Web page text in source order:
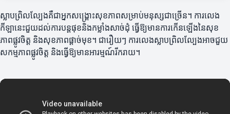
ស្លាបព្រិលល្បែងគឺជាអ្នកសង្គ្រោះសុខភាពសម្រាប់មនុស្សជាច្រើន។ ការលេង
កីឡានេះជួយដល់ការបន្តផុខនិងកម្លាំងសាច់ដុំ ធ្វើឱ្យមានការកើនឡើងនៃសុខ
ភាពផ្លូវចិត្ត និងសុខភាពផ្តាច់មុខ។ ជារឿយៗ ការលេងស្លាបព្រិលល្បែងអាចជួយ
សកម្មភាពផ្លូវចិត្ត និងធ្វើឱ្យមានអារម្មណ៍រីករាយ។